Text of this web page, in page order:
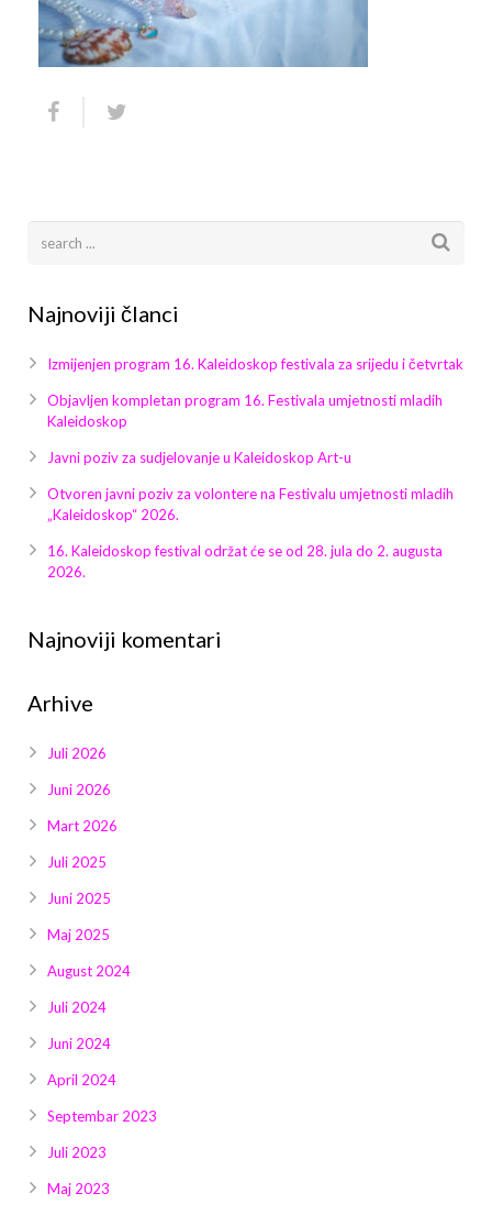
Video 2011
Video 2015
Video 2018
Galerija 2010
Galerija 2014
Galerija 2017
Galerija 2018
Galerija 2019
Galerija 2022
Galerija 2024
Galerija 2025
Arhiva
Najnoviji članci
Izmijenjen program 16. Kaleidoskop festivala za srijedu i četvrtak
Objavljen kompletan program 16. Festivala umjetnosti mladih
Kaleidoskop
Javni poziv za sudjelovanje u Kaleidoskop Art-u
Otvoren javni poziv za volontere na Festivalu umjetnosti mladih
„Kaleidoskop“ 2026.
16. Kaleidoskop festival održat će se od 28. jula do 2. augusta
2026.
Najnoviji komentari
Arhive
Juli 2026
Juni 2026
Mart 2026
Juli 2025
Juni 2025
Maj 2025
August 2024
Juli 2024
Juni 2024
April 2024
Septembar 2023
Juli 2023
Maj 2023